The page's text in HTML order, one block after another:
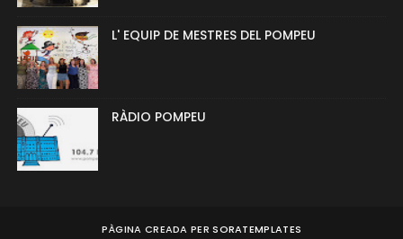
L' EQUIP DE MESTRES DEL POMPEU
RÀDIO POMPEU
PÀGINA CREADA PERSORATEMPLATES